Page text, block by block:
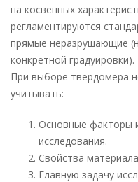
на косвенных
регламентируются
прямые неразрушающие
конкретной градуировки).
При выборе твердомера
учитывать:
Основные факторы
исследования.
Свойства
Главную задачу